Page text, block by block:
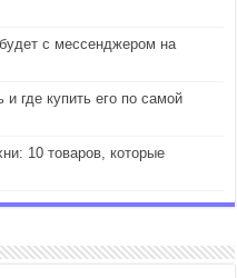
с мессенджером на
где купить его по самой
10 товаров, которые